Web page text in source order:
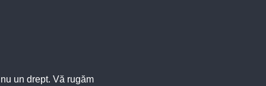
un drept. Vă rugăm